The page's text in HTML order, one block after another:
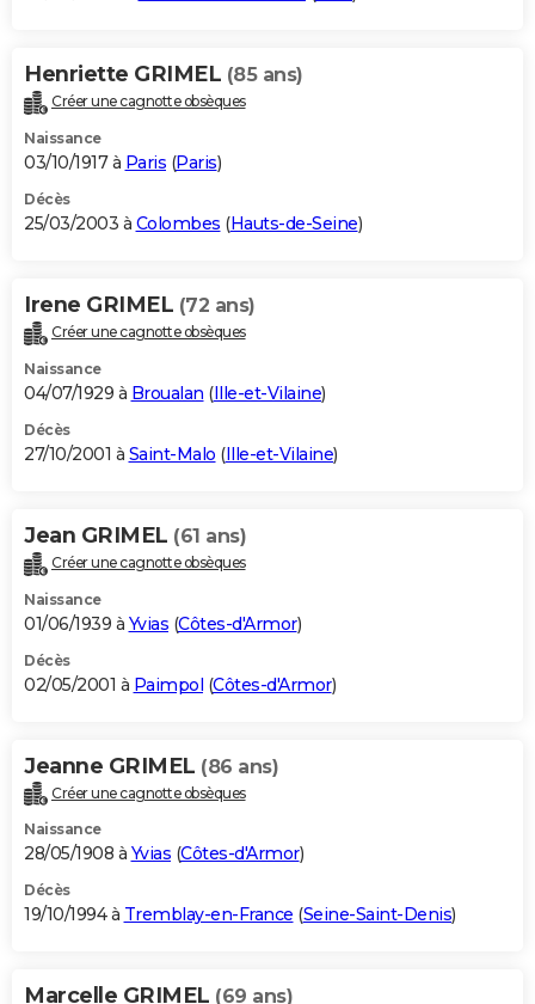
Henriette GRIMEL (85 ans)
Créer une cagnotte obsèques
Naissance
03/10/1917 à Paris (Paris)
Décès
25/03/2003 à Colombes (Hauts-de-Seine)
Irene GRIMEL (72 ans)
Créer une cagnotte obsèques
Naissance
04/07/1929 à Broualan (Ille-et-Vilaine)
Décès
27/10/2001 à Saint-Malo (Ille-et-Vilaine)
Jean GRIMEL (61 ans)
Créer une cagnotte obsèques
Naissance
01/06/1939 à Yvias (Côtes-d'Armor)
Décès
02/05/2001 à Paimpol (Côtes-d'Armor)
Jeanne GRIMEL (86 ans)
Créer une cagnotte obsèques
Naissance
28/05/1908 à Yvias (Côtes-d'Armor)
Décès
19/10/1994 à Tremblay-en-France (Seine-Saint-Denis)
Marcelle GRIMEL (69 ans)